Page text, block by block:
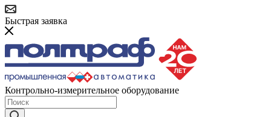
Быстрая заявка
Контрольно-измерительное оборудование